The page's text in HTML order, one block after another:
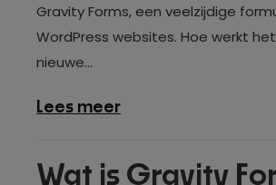
Gravity Forms, een veelzijdige
WordPress websites. Hoe werkt
nieuwe...
Lees meerover
Wat is Gravity